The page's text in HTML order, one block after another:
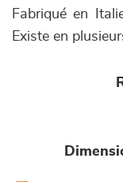
Fabriqué en
Existe en